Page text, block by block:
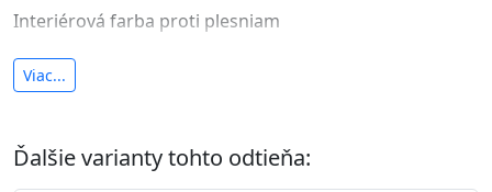
Interiérová farba proti plesniam
antibakteriálna a umývateľná
Je interiérová protiplesňová farba s iónmi
Vďaka svojmu špeciálnemu zloženiu
Viac...
Ďalšie varianty tohto odtieňa: